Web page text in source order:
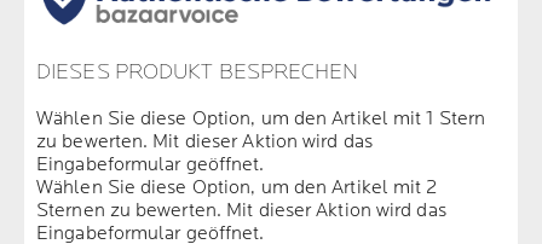
DIESES PRODUKT BESPRECHEN
Wählen Sie diese Option, um den Artikel mit 1 Stern
zu bewerten. Mit dieser Aktion wird das
Eingabeformular geöffnet.
Wählen Sie diese Option, um den Artikel mit 2
Sternen zu bewerten. Mit dieser Aktion wird das
Eingabeformular geöffnet.